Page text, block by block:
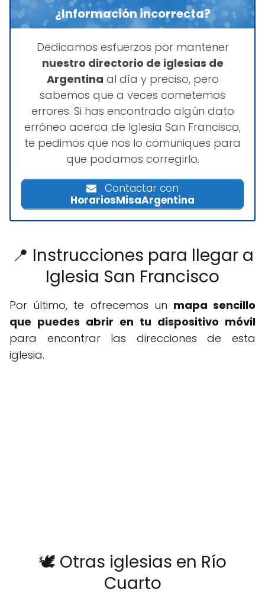
¿Información incorrecta?
Dedicamos esfuerzos por mantener
nuestro directorio de iglesias de
Argentina al día y preciso, pero
sabemos que a veces cometemos
errores. Si has encontrado algún dato
erróneo acerca de Iglesia San Francisco,
te pedimos que nos lo comuniques para
que podamos corregirlo.
Contactar con
HorariosMisaArgentina
📍 Instrucciones para llegar a
Iglesia San Francisco
Por último, te ofrecemos un mapa sencillo
que puedes abrir en tu dispositivo móvil
para encontrar las direcciones de esta
iglesia.
🕊️ Otras iglesias en Río
Cuarto